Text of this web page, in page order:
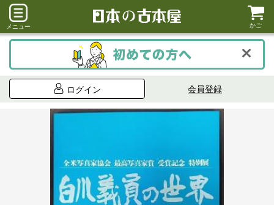
メニュー かご
ログイン 会員登録